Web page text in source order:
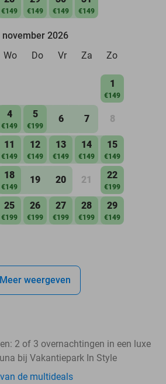
€149 €149 €149 €149
november 2026
Wo Do Vr Za Zo
1
€149
4
€149
5
€199
6 7 8
11
€149
12
€149
13
€149
14
€149
15
€149
18
€149
19 20 21 22
€199
25
€199
26
€199
27
€199
28
€199
29
€149
Meer weergeven
2 of 3 overnachtingen in een luxe
bij Vakantiepark In Style
de multideals